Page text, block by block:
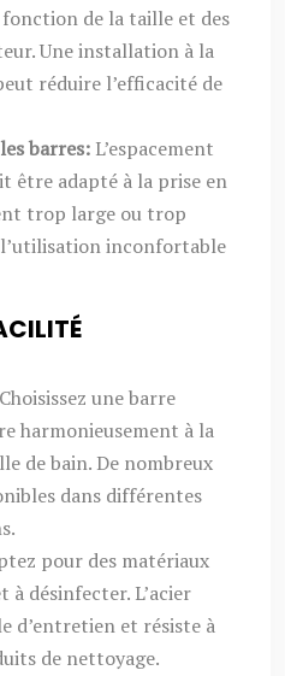
de la taille et des
Une installation à la
réduire l’efficacité de
barres: L’espacement
être adapté à la prise en
trop large ou trop
inconfortable
Choisissez une barre
harmonieusement à la
de bain. De nombreux
dans différentes
pour des matériaux
désinfecter. L’acier
d’entretien et résiste à
de nettoyage.